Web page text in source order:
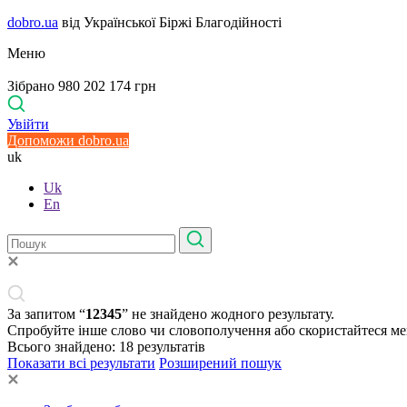
dobro.ua від Української Біржі Благодійності
Меню
Зібрано 980 202 174 грн
Увійти
Допоможи dobro.ua
uk
Uk
En
За запитом “12345” не знайдено жодного результату.
Спробуйте інше слово чи словополучення або скористайтеся
Всього знайдено: 18 результатів
Показати всі результати Розширений пошук